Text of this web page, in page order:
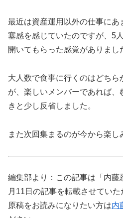
最近は資産運用以外の仕事にあ
塞感を感じていたのですが、5
開いてもらった感覚がありまし
大人数で食事に行くのはどちら
が、楽しいメンバーであれば
きと少し反省しました。
また次回集まるのが今から楽し
編集部より：この記事は「内
月11日の記事を転載させてい
原稿をお読みになりたい方は内